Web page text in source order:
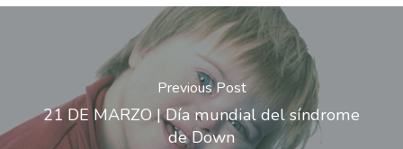
Previous Post
21 DE MARZO | Día mundial del síndrome
de Down